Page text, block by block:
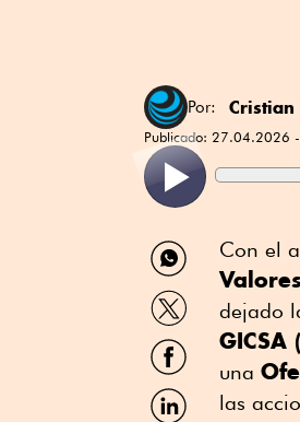
Por: Cristian
Publicado: 27.04.2026
Compartir
por
WhatsApp
Compartir
por
Twitter
Compartir
por
Facebook
Compartir
por
Con el
dejado
GICSA
una
las